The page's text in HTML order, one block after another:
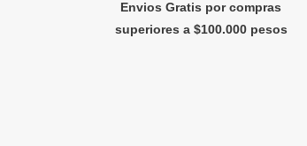
Envios Gratis por compras
superiores a $100.000 pesos